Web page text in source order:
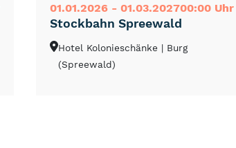
01.01.2026 - 01.03.202700:00 Uhr
Stockbahn Spreewald
Hotel Kolonieschänke | Burg
(Spreewald)